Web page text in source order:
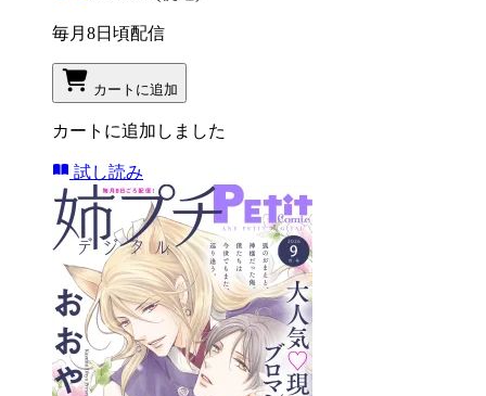
毎月8日頃配信
カートに追加
カートに追加しました
試し読み